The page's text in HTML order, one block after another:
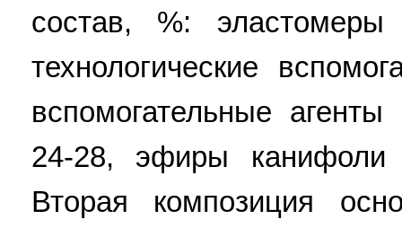
состав, %:
технологические
вспомогательные
24-28, эфиры канифоли
Вторая композиция